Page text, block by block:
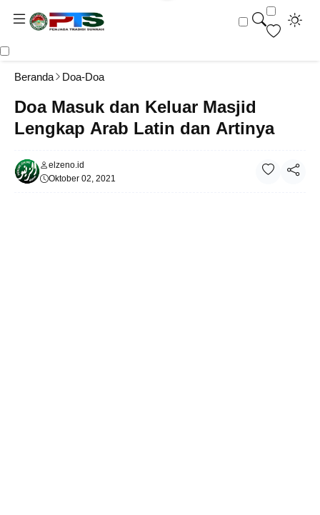
Beranda Doa-Doa
Doa Masuk dan Keluar Masjid
Lengkap Arab Latin dan Artinya
elzeno.id
Oktober 02, 2021